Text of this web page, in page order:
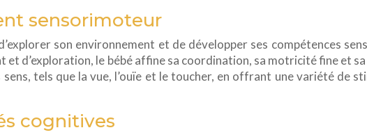
sensorimoteur
son environnement et de développer ses compétences
et d’exploration, le bébé affine sa coordination, sa motricité fine et
tels que la vue, l’ouïe et le toucher, en offrant une variété de
cognitives